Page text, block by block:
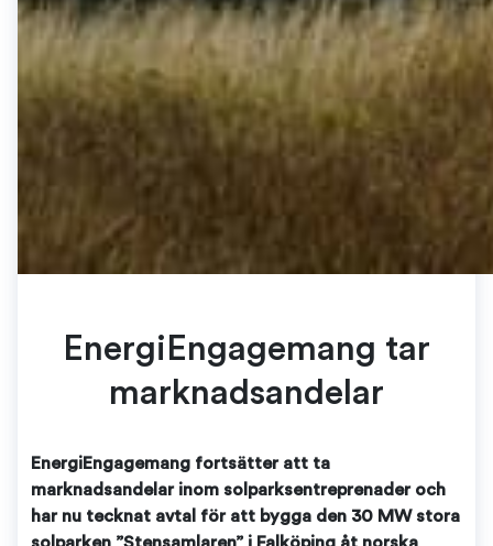
EnergiEngagemang tar
marknadsandelar
EnergiEngagemang fortsätter att ta
marknadsandelar inom solparksentreprenader och
har nu tecknat avtal för att bygga den 30 MW stora